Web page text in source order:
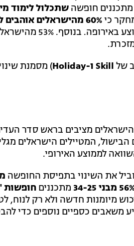
מתכננים חופשה שתכלול לימוד
60% מהישראלים
, לעומת 48% מהממוצע
של
) מסמנת
מציבים בראש סדר
המטיילים הישראלים
לממוצע האירופי.
את השינוי בתפיסת החופשה
מתכננים חופשות
מיומנות חדשה ולא רק לנוח,
משאבים כספיים נוספים כדי